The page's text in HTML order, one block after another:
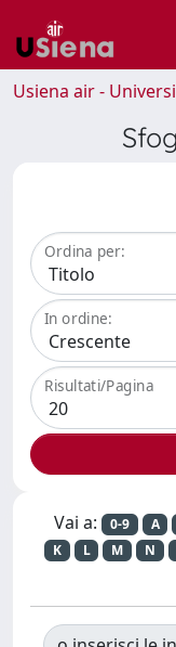
Usiena air -
Ordina per:
In ordine:
Risultati/Pagina
Vai a: 0-9 A
K
L M N